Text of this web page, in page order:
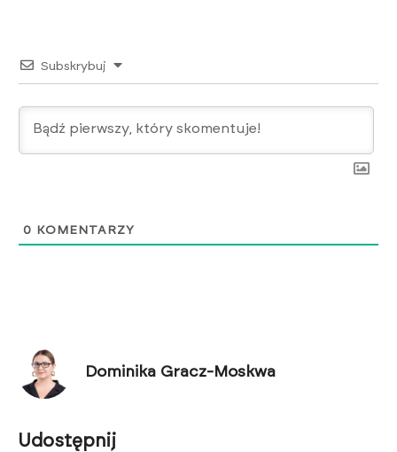
Subskrybuj
0 KOMENTARZY
Dominika Gracz-Moskwa
Udostępnij